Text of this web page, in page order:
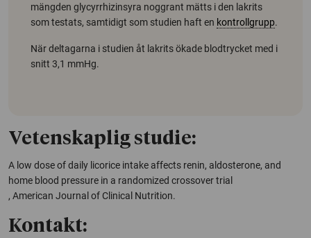
mängden glycyrrhizinsyra noggrant mätts i den lakrits
som testats, samtidigt som studien haft en kontrollgrupp.
När deltagarna i studien åt lakrits ökade blodtrycket med i
snitt 3,1 mmHg.
Vetenskaplig studie:
A low dose of daily licorice intake affects renin, aldosterone, and
home blood pressure in a randomized crossover trial
, American Journal of Clinical Nutrition.
Kontakt: